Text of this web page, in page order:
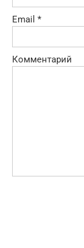
Email *
Комментарий